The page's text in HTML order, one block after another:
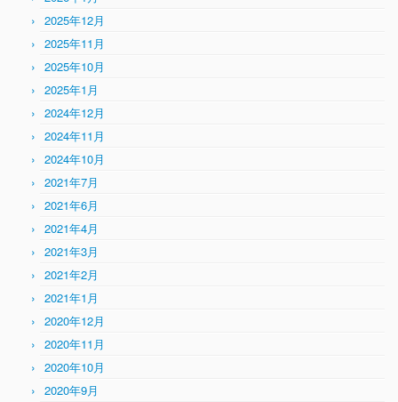
2025年12月
2025年11月
2025年10月
2025年1月
2024年12月
2024年11月
2024年10月
2021年7月
2021年6月
2021年4月
2021年3月
2021年2月
2021年1月
2020年12月
2020年11月
2020年10月
2020年9月